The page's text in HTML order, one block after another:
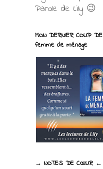
Parole de Lily 😉
MON DERNIER COUP
femme de ménage
→ NOTES DE CŒUR ←